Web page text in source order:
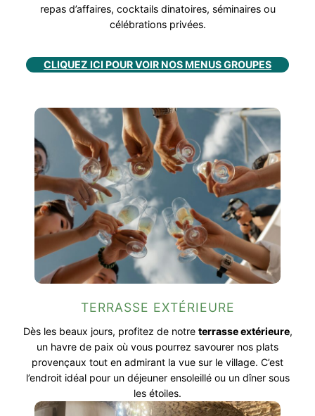
repas d’affaires, cocktails dinatoires, séminaires ou
célébrations privées.
CLIQUEZ ICI POUR VOIR NOS MENUS GROUPES
TERRASSE EXTÉRIEURE
Dès les beaux jours, profitez de notre terrasse extérieure,
un havre de paix où vous pourrez savourer nos plats
provençaux tout en admirant la vue sur le village. C’est
l’endroit idéal pour un déjeuner ensoleillé ou un dîner sous
les étoiles.